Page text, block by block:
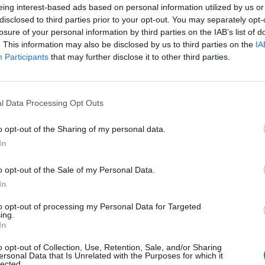
interest-based ads based on personal information utilized by us
to third parties prior to your opt-out. You may separately
of your personal information by third parties on the IAB’s list of
This information may also be disclosed by us to third parties on the
Participants that may further disclose it to other third parties.
Data Processing Opt Outs
opt-out of the Sharing of my personal data.
opt-out of the Sale of my Personal Data.
opt-out of processing my Personal Data for Targeted
opt-out of Collection, Use, Retention, Sale, and/or Sharing
Data that Is Unrelated with the Purposes for which it
Επιθυμητή γνώση προγραμμάτων φωτορεαλισμού
Ομαδικό πνεύμα συνεργασίας, θετική διάθεση